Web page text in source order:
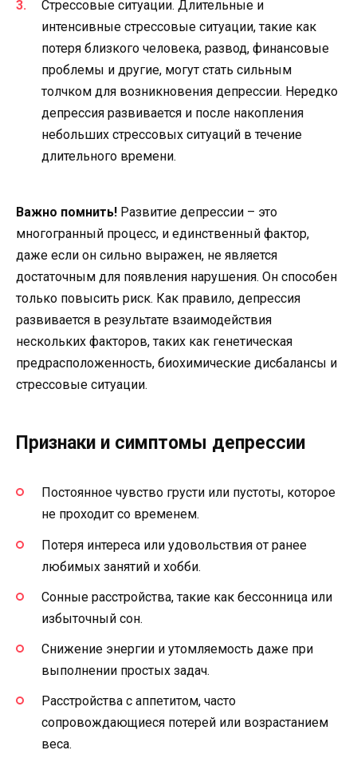
Стрессовые ситуации. Длительные и
интенсивные стрессовые ситуации, такие как
потеря близкого человека, развод, финансовые
проблемы и другие, могут стать сильным
толчком для возникновения депрессии. Нередко
депрессия развивается и после накопления
небольших стрессовых ситуаций в течение
длительного времени.
Важно помнить! Развитие депрессии – это
многогранный процесс, и единственный фактор,
даже если он сильно выражен, не является
достаточным для появления нарушения. Он способен
только повысить риск. Как правило, депрессия
развивается в результате взаимодействия
нескольких факторов, таких как генетическая
предрасположенность, биохимические дисбалансы и
стрессовые ситуации.
Признаки и симптомы депрессии
Постоянное чувство грусти или пустоты, которое
не проходит со временем.
Потеря интереса или удовольствия от ранее
любимых занятий и хобби.
Сонные расстройства, такие как бессонница или
избыточный сон.
Снижение энергии и утомляемость даже при
выполнении простых задач.
Расстройства с аппетитом, часто
сопровождающиеся потерей или возрастанием
веса.